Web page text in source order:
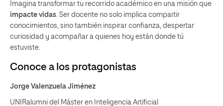
Imagina transformar tu recorrido académico en una misión que
impacte vidas. Ser docente no solo implica compartir
conocimientos, sino también inspirar confianza, despertar
curiosidad y acompañar a quienes hoy están donde tú
estuviste.
Conoce a los protagonistas
Jorge Valenzuela Jiménez
UNIRalumni del Máster en Inteligencia Artificial